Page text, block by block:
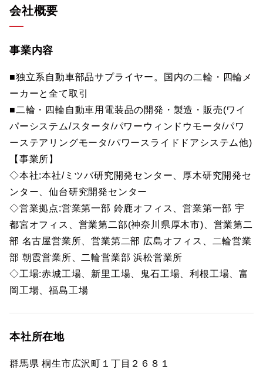
会社概要
事業内容
■独立系自動車部品サプライヤー。国内の二輪・四輪メ
ーカーと全て取引
■二輪・四輪自動車用電装品の開発・製造・販売(ワイ
パーシステム/スタータ/パワーウィンドウモータ/パワ
ーステアリングモータ/パワースライドドアシステム他)
【事業所】
◇本社:本社/ミツバ研究開発センター、厚木研究開発セ
ンター、仙台研究開発センター
◇営業拠点:営業第一部 鈴鹿オフィス、営業第一部 宇
都宮オフィス、営業第二部(神奈川県厚木市)、営業第二
部 名古屋営業所、営業第二部 広島オフィス、二輪営業
部 朝霞営業所、二輪営業部 浜松営業所
◇工場:赤城工場、新里工場、鬼石工場、利根工場、富
岡工場、福島工場
本社所在地
群馬県 桐生市広沢町１丁目２６８１